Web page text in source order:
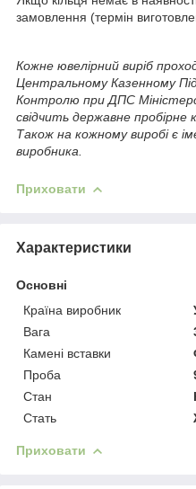
замовлення (термін
Кожне ювелірний виріб
Центральному Казенному
Контролю при ДПС
свідчить державне пробірне
Також на кожному виробі є
виробника.
Приховати
Характеристики
Основні
Країна виробник
Вага
Камені вставки
Проба
Стан
Стать
Приховати